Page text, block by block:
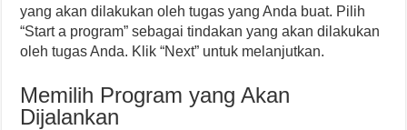
yang akan dilakukan oleh tugas yang Anda buat. Pilih
“Start a program” sebagai tindakan yang akan dilakukan
oleh tugas Anda. Klik “Next” untuk melanjutkan.
Memilih Program yang Akan
Dijalankan